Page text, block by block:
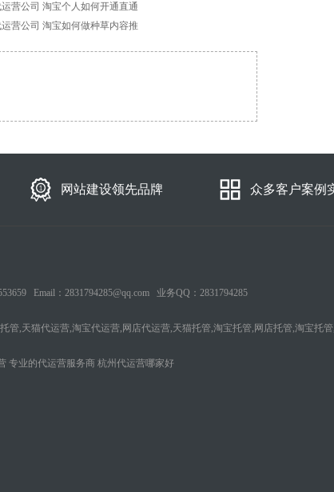
营公司 淘宝个人如何开通直通
营公司 淘宝如何做种草内容推
网站建设领先品牌 众多客户案例
Email：2831794285@qq.com 业务QQ：2831794285
,天猫代运营,淘宝代运营,网店代运营,天猫托管,淘宝托管,网店托管,淘宝托
专业的代运营服务商 杭州代运营哪家好